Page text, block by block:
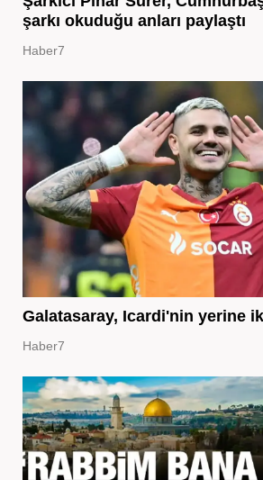
şarkı okuduğu anları paylaştı
Haber7
Galatasaray, Icardi'nin yerine
Haber7